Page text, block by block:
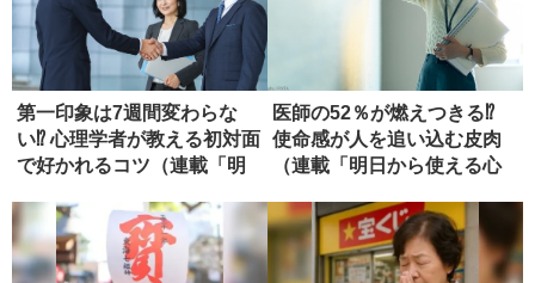
第一印象は7週間変わらな
い⁉ 心理学者が教える初対面
で好かれるコツ（連載「明
医師の52％が燃えつきる⁉
使命感が人を追い込む皮肉
（連載「明日から使える心